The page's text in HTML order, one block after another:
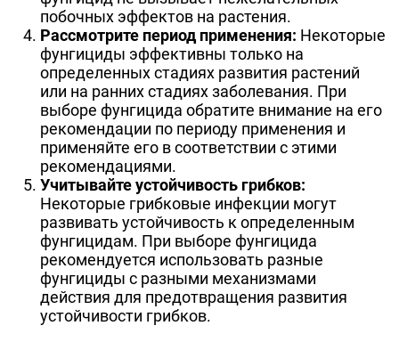
побочных эффектов на растения.
Рассмотрите период применения: Некоторые
фунгициды эффективны только на
определенных стадиях развития растений
или на ранних стадиях заболевания. При
выборе фунгицида обратите внимание на его
рекомендации по периоду применения и
применяйте его в соответствии с этими
рекомендациями.
Учитывайте устойчивость грибков:
Некоторые грибковые инфекции могут
развивать устойчивость к определенным
фунгицидам. При выборе фунгицида
рекомендуется использовать разные
фунгициды с разными механизмами
действия для предотвращения развития
устойчивости грибков.